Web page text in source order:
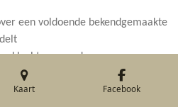
een voldoende bekendgemaakte
klachtenprocedure.
van de overeenkomst moeten
Kaart Facebook